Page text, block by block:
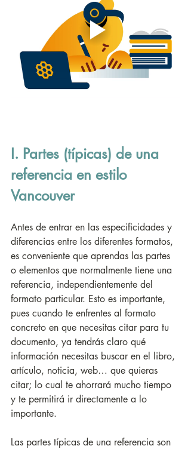
I. Partes (típicas) de una
referencia en estilo
Vancouver
Antes de entrar en las especificidades y
diferencias entre los diferentes formatos,
es conveniente que aprendas las partes
o elementos que normalmente tiene una
referencia, independientemente del
formato particular. Esto es importante,
pues cuando te enfrentes al formato
concreto en que necesitas citar para tu
documento, ya tendrás claro qué
información necesitas buscar en el libro,
artículo, noticia, web… que quieras
citar; lo cual te ahorrará mucho tiempo
y te permitirá ir directamente a lo
importante.
Las partes típicas de una referencia son